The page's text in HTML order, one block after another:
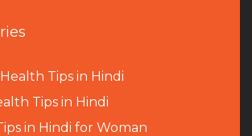
Tips in Hindi
Tips in Hindi
in Hindi for Woman